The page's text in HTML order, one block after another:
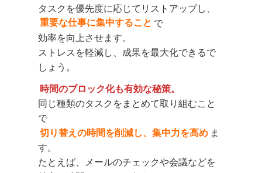
タスクを優先度に応じてリストアップし、
重要な仕事に集中すること で
効率を向上させます。
ストレスを軽減し、成果を最大化できるで
しょう。
時間のブロック化も有効な秘策。
同じ種類のタスクをまとめて取り組むこと
で
切り替えの時間を削減し、集中力を高め ま
す。
たとえば、メールのチェックや会議などを